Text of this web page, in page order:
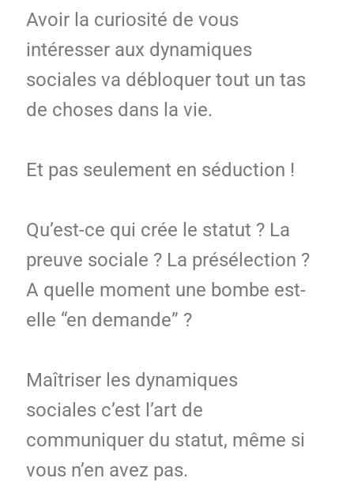
Avoir la curiosité de vous
intéresser aux dynamiques
sociales va débloquer tout un tas
de choses dans la vie.
Et pas seulement en séduction !
Qu’est-ce qui crée le statut ? La
preuve sociale ? La présélection ?
A quelle moment une bombe est-
elle “en demande” ?
Maîtriser les dynamiques
sociales c’est l’art de
communiquer du statut, même si
vous n’en avez pas.